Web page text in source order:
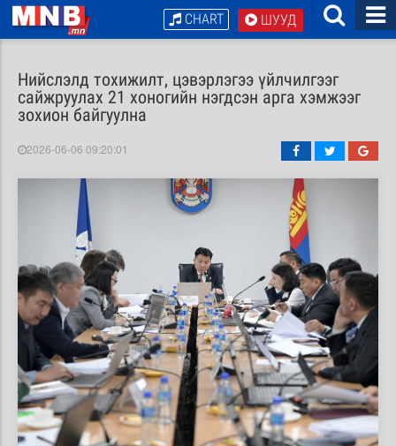
ШУУД
CHART
Нийслэлд тохижилт, цэвэрлэгээ үйлчилгээг
сайжруулах 21 хоногийн нэгдсэн арга хэмжээг
зохион байгуулна
2026-06-06 09:20:01